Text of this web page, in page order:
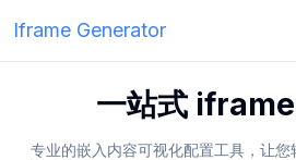
Iframe Generator
一站式
专业的嵌入内容可视化配置工具，让